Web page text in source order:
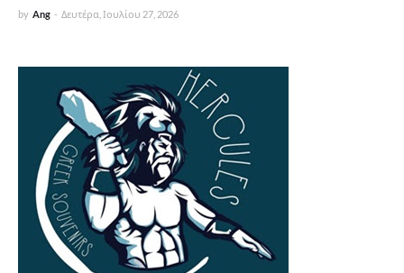
by Ang - Δευτέρα, Ιουλίου 27, 2026